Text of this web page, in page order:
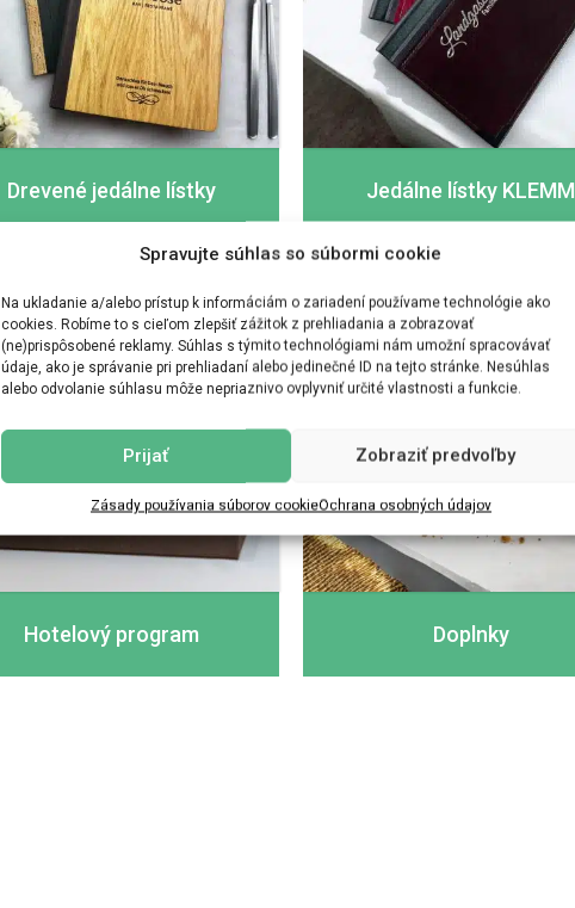
Spravujte súhlas so súbormi cookie
Na ukladanie a/alebo prístup k informáciám o zariadení používame technológie ako
cookies. Robíme to s cieľom zlepšiť zážitok z prehliadania a zobrazovať
(ne)prispôsobené reklamy. Súhlas s týmito technológiami nám umožní spracovávať
údaje, ako je správanie pri prehliadaní alebo jedinečné ID na tejto stránke. Nesúhlas
alebo odvolanie súhlasu môže nepriaznivo ovplyvniť určité vlastnosti a funkcie.
Prijať Zobraziť predvoľby
Zásady používania súborov cookieOchrana osobných údajov
Drevené jedálne lístky Jedálne lístky KLEMM
Hotelový program Doplnky